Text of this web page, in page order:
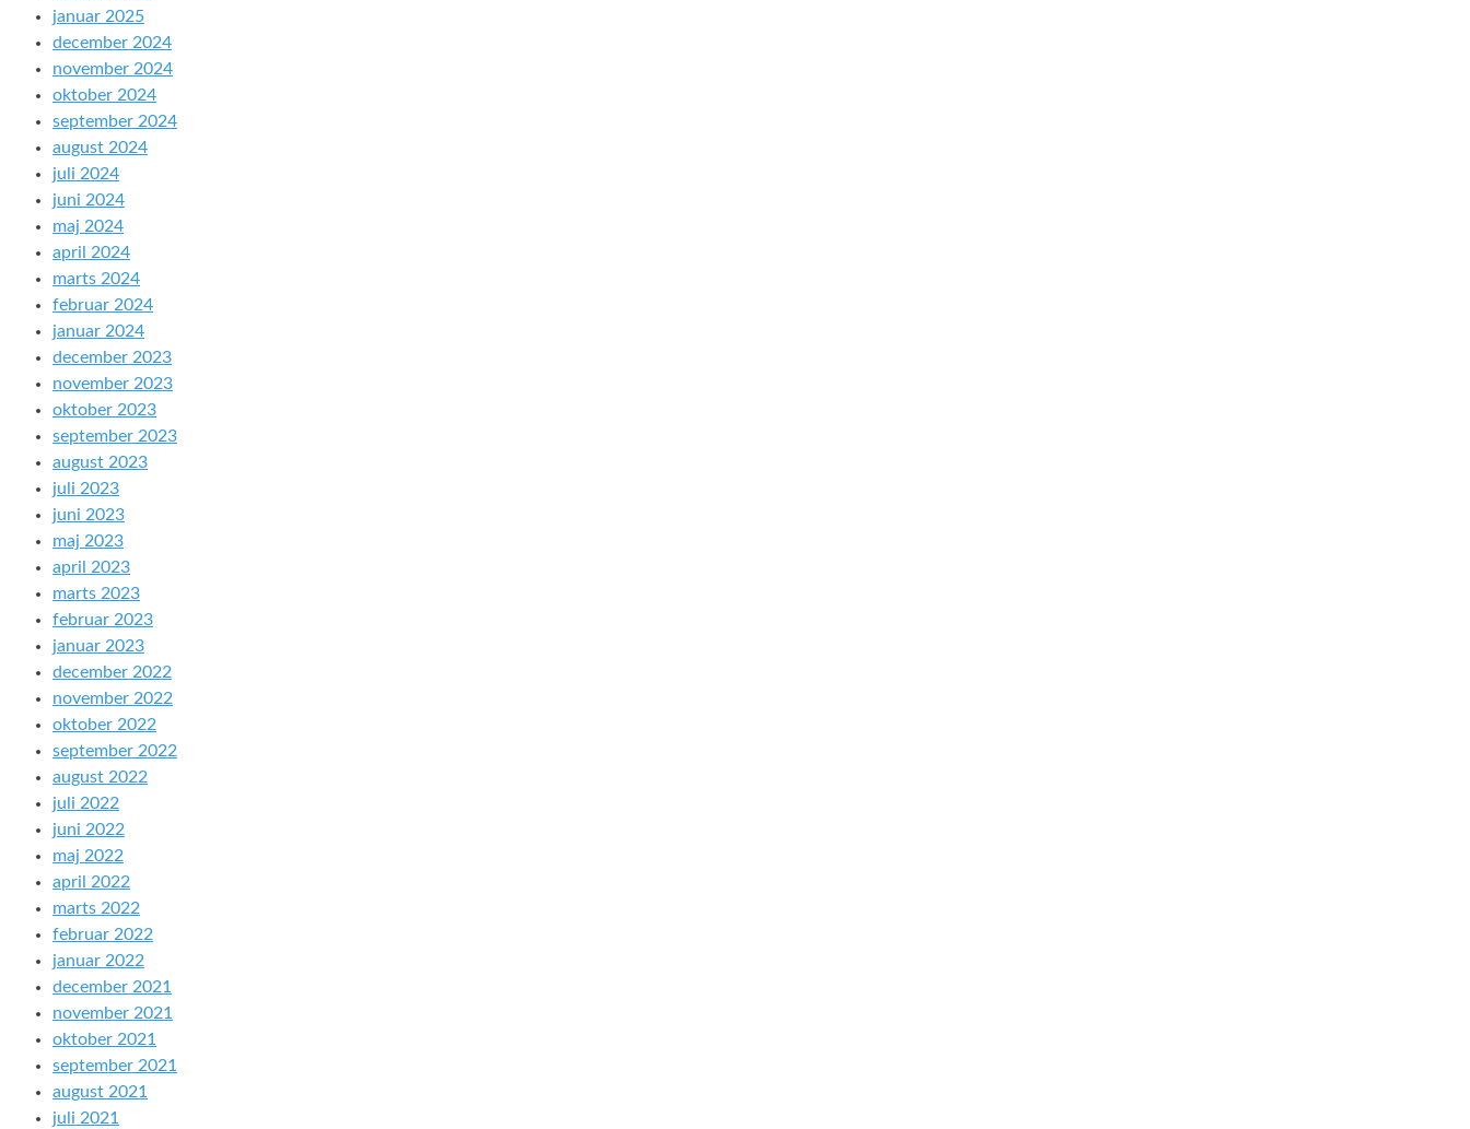
januar 2025
december 2024
november 2024
oktober 2024
september 2024
august 2024
juli 2024
juni 2024
maj 2024
april 2024
marts 2024
februar 2024
januar 2024
december 2023
november 2023
oktober 2023
september 2023
august 2023
juli 2023
juni 2023
maj 2023
april 2023
marts 2023
februar 2023
januar 2023
december 2022
november 2022
oktober 2022
september 2022
august 2022
juli 2022
juni 2022
maj 2022
april 2022
marts 2022
februar 2022
januar 2022
december 2021
november 2021
oktober 2021
september 2021
august 2021
juli 2021